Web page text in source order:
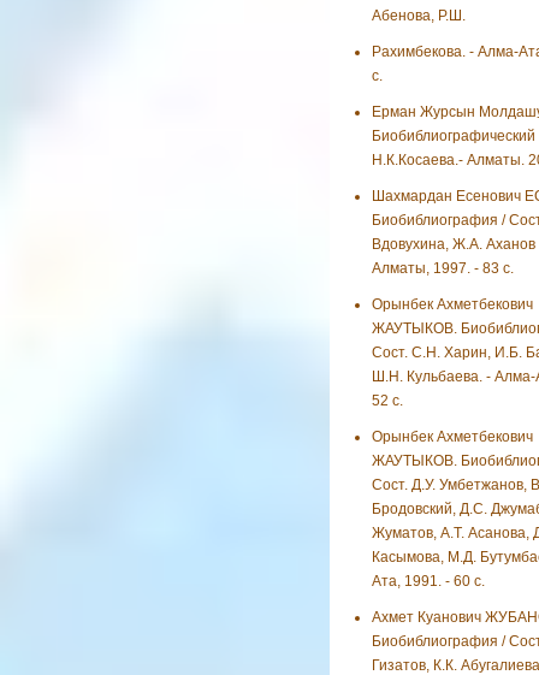
Абенова, Р.Ш.
Рахимбекова. - Алма-
с.
Ерман Журсын
Биобиблиографический
Н.К.Косаева.- Алматы.
Шахмардан Есенович
Биобиблиография /
Вдовухина, Ж.А. Аханов
Алматы, 1997. - 83 с.
Орынбек Ахметбекович
ЖАУТЫКОВ.
Сост. С.Н. Харин, И.Б.
Ш.Н. Кульбаева. - Алма-
52 с.
Орынбек Ахметбекович
ЖАУТЫКОВ.
Сост. Д.У. Умбетжанов,
Бродовский, Д.С.
Жуматов, А.Т. Асанова,
Касымова, М.Д.
Ата, 1991. - 60 с.
Ахмет Куанович
Биобиблиография /
Гизатов, К.К.